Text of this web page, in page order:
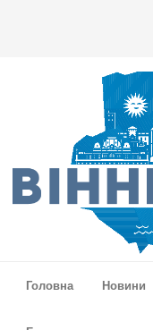
Головна
Новини